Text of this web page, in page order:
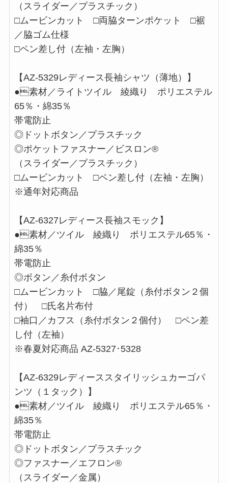
（スライダー／プラスチック）
□ムービンカット □両脇ターンポケット □裾
／脇ゴム仕様
□ペン差し付（左袖・左胸）
【AZ-5329レディース長袖シャツ（薄地）】
●素材／ライトツイル 綾織り ポリエステル
65％・綿35％
帯電防止
◎ドットボタン／プラスチック
◎ポケットファスナー／ビスロン®
（スライダー／プラスチック）
□ムービンカット □ペン差し付（左袖・左胸）
※通年対応商品
【AZ-6327レディース長袖スモック】
●素材／ツイル 綾織り ポリエステル65％・
綿35％
帯電防止
◎ボタン／糸付ボタン
□ムービンカット □脇／尾錠（糸付ボタン２個
付） □氏名片布付
□袖口／カフス（糸付ボタン２個付） □ペン差
し付（左袖）
※春夏対応商品 AZ-5327･5328
【AZ-6329レディーススタイリッシュカーゴパ
ンツ（１タック）】
●素材／ツイル 綾織り ポリエステル65％・
綿35％
帯電防止
◎ドットボタン／プラスチック
◎ファスナー／エフロン®
（スライダー／金属）